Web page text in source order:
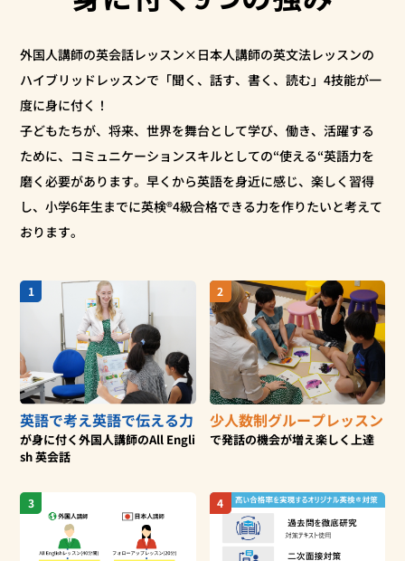
外国人講師の英会話レッスン×日本人講師の英文法レッスンの
ハイブリッドレッスンで「聞く、話す、書く、読む」4技能が一
度に身に付く！
子どもたちが、将来、世界を舞台として学び、働き、活躍する
ために、コミュニケーションスキルとしての“使える“英語力を
磨く必要があります。早くから英語を身近に感じ、楽しく習得
し、小学6年生までに英検®4級合格できる力を作りたいと考えて
おります。
1
英語で考え英語で伝える力
が身に付く外国人講師のAll Engli
sh 英会話
2
少人数制グループレッスン
で発話の機会が増え楽しく上達
3 4